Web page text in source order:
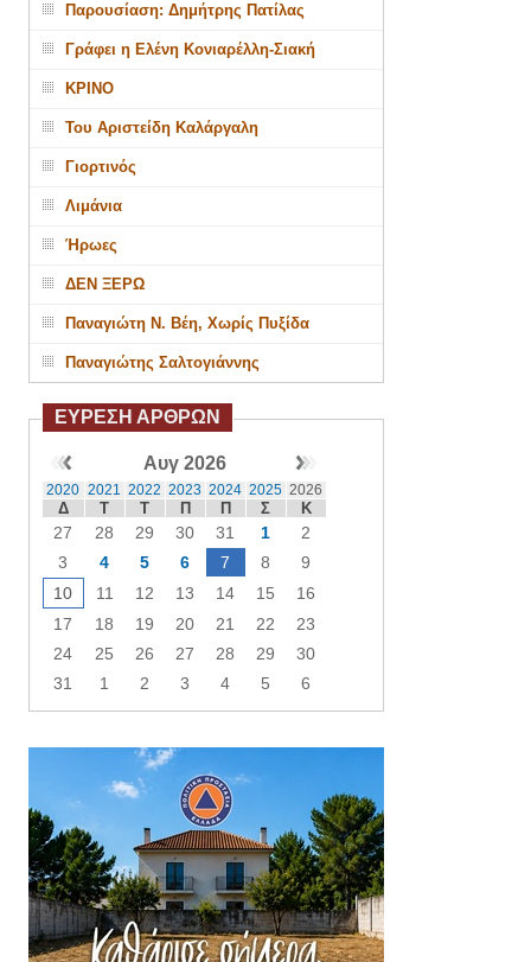
Παρουσίαση: Δημήτρης Πατίλας
Γράφει η Ελένη Κονιαρέλλη-Σιακή
ΚΡΙΝΟ
Του Αριστείδη Καλάργαλη
Γιορτινός
Λιμάνια
Ήρωες
ΔΕΝ ΞΕΡΩ
Παναγιώτη Ν. Βέη, Χωρίς Πυξίδα
Παναγιώτης Σαλτογιάννης
ΕΥΡΕΣΗ ΑΡΘΡΩΝ
Αυγ 2026
2020 2021 2022 2023 2024 2025 2026
Δ Τ Τ Π Π Σ Κ
27 28 29 30 31 1
2
3
4 5 6 7 8
9
10
11 12 13 14 15
16
17
18 19 20 21 22
23
24
25 26 27 28 29
30
31
1 2 3 4 5 6